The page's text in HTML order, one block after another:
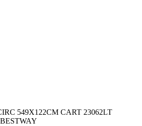
549X122CM CART 23062LT